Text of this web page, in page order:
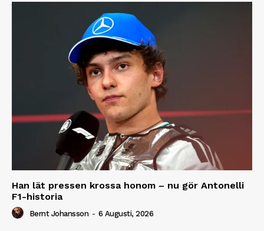
Han lät pressen krossa honom – nu gör Antonelli
F1-historia
Bernt Johansson - 6 Augusti, 2026